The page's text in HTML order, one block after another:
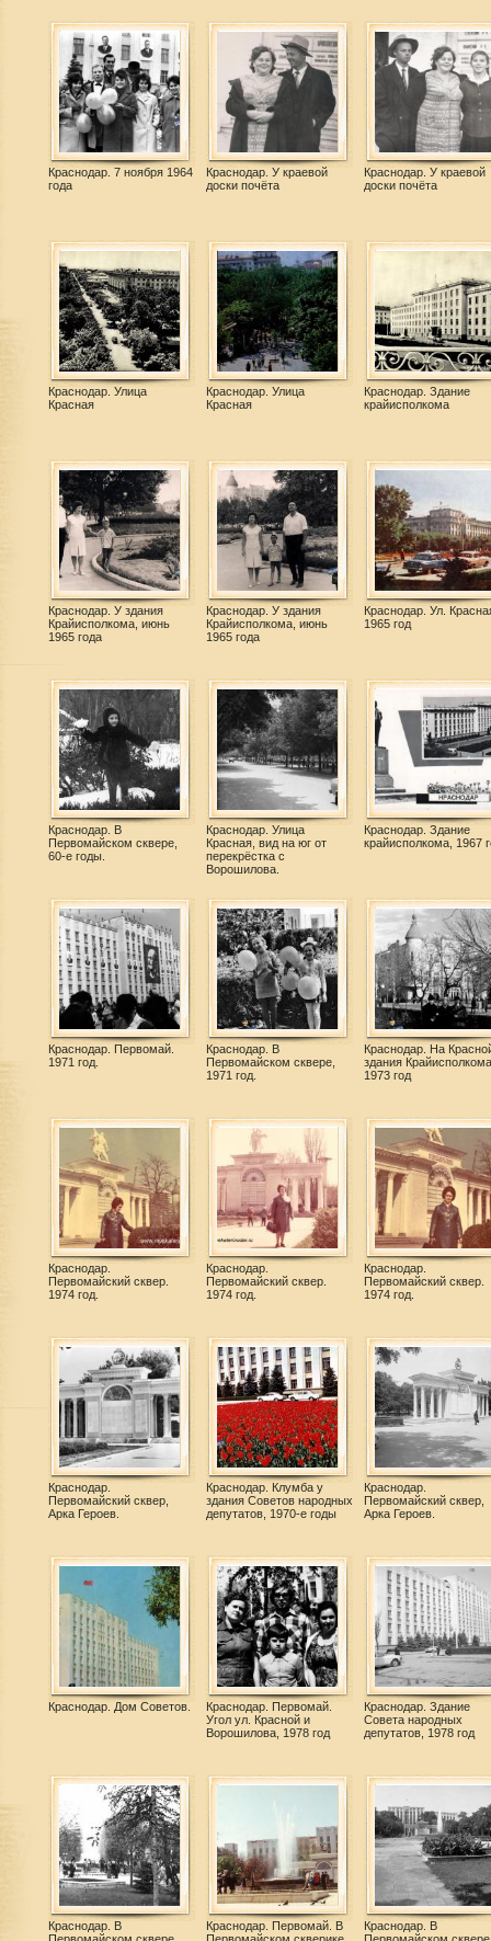
Краснодар. 7 ноября 1964
года
Краснодар. У краевой
доски почёта
Краснодар. У краевой
доски почёта
Краснодар. Улица
Красная
Краснодар. Улица
Красная
Краснодар. Здание
крайисполкома
Краснодар. У здания
Крайисполкома, июнь
1965 года
Краснодар. У здания
Крайисполкома, июнь
1965 года
Краснодар. Ул.
1965 год
Краснодар. В
Первомайском сквере,
60-е годы.
Краснодар. Улица
Красная, вид на юг от
перекрёстка с
Ворошилова.
Краснодар. Здание
крайисполкома, 1967
Краснодар. Первомай.
1971 год.
Краснодар. В
Первомайском сквере,
1971 год.
Краснодар. На
здания
1973 год
Краснодар.
Первомайский сквер.
1974 год.
Краснодар.
Первомайский сквер.
1974 год.
Краснодар.
Первомайский сквер.
1974 год.
Краснодар.
Первомайский сквер,
Арка Героев.
Краснодар. Клумба у
здания Советов народных
депутатов, 1970-е годы
Краснодар.
Первомайский сквер,
Арка Героев.
Краснодар. Дом Советов.
Краснодар. Первомай.
Угол ул. Красной и
Ворошилова, 1978 год
Краснодар. Здание
Совета народных
депутатов, 1978 год
Краснодар. В
Краснодар. Первомай. В
Краснодар. В